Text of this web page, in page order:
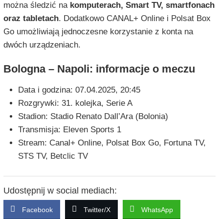
można śledzić na komputerach, Smart TV, smartfonach
oraz tabletach. Dodatkowo CANAL+ Online i Polsat Box
Go umożliwiają jednoczesne korzystanie z konta na
dwóch urządzeniach.
Bologna – Napoli: informacje o meczu
Data i godzina: 07.04.2025, 20:45
Rozgrywki: 31. kolejka, Serie A
Stadion: Stadio Renato Dall’Ara (Bolonia)
Transmisja: Eleven Sports 1
Stream: Canal+ Online, Polsat Box Go, Fortuna TV,
STS TV, Betclic TV
Udostępnij w social mediach:
Facebook Twitter/X WhatsApp